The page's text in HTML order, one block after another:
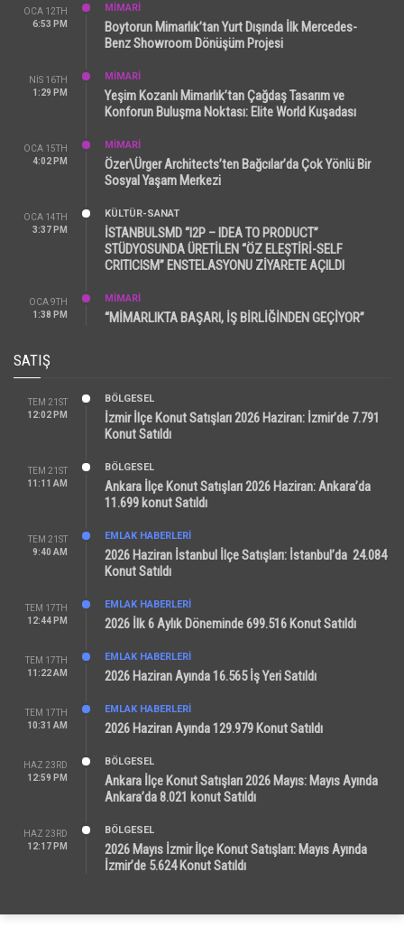
OCA 12TH
6:53 PM
MİMARİ
Boytorun Mimarlık’tan Yurt Dışında İlk Mercedes-
Benz Showroom Dönüşüm Projesi
NIS 16TH
1:29 PM
MİMARİ
Yeşim Kozanlı Mimarlık’tan Çağdaş Tasarım ve
Konforun Buluşma Noktası: Elite World Kuşadası
OCA 15TH
4:02 PM
MİMARİ
Özer\Ürger Architects’ten Bağcılar’da Çok Yönlü Bir
Sosyal Yaşam Merkezi
OCA 14TH
3:37 PM
KÜLTÜR-SANAT
İSTANBULSMD “I2P – IDEA TO PRODUCT”
STÜDYOSUNDA ÜRETİLEN “ÖZ ELEŞTİRİ-SELF
CRITICISM” ENSTELASYONU ZİYARETE AÇILDI
OCA 9TH
1:38 PM
MİMARİ
“MİMARLIKTA BAŞARI, İŞ BİRLİĞİNDEN GEÇİYOR”
SATIŞ
TEM 21ST
12:02 PM
BÖLGESEL
İzmir İlçe Konut Satışları 2026 Haziran: İzmir’de 7.791
Konut Satıldı
TEM 21ST
11:11 AM
BÖLGESEL
Ankara İlçe Konut Satışları 2026 Haziran: Ankara’da
11.699 konut Satıldı
TEM 21ST
9:40 AM
EMLAK HABERLERI
2026 Haziran İstanbul İlçe Satışları: İstanbul’da 24.084
Konut Satıldı
TEM 17TH
12:44 PM
EMLAK HABERLERI
2026 İlk 6 Aylık Döneminde 699.516 Konut Satıldı
TEM 17TH
11:22 AM
EMLAK HABERLERI
2026 Haziran Ayında 16.565 İş Yeri Satıldı
TEM 17TH
10:31 AM
EMLAK HABERLERI
2026 Haziran Ayında 129.979 Konut Satıldı
HAZ 23RD
12:59 PM
BÖLGESEL
Ankara İlçe Konut Satışları 2026 Mayıs: Mayıs Ayında
Ankara’da 8.021 konut Satıldı
HAZ 23RD
12:17 PM
BÖLGESEL
2026 Mayıs İzmir İlçe Konut Satışları: Mayıs Ayında
İzmir’de 5.624 Konut Satıldı